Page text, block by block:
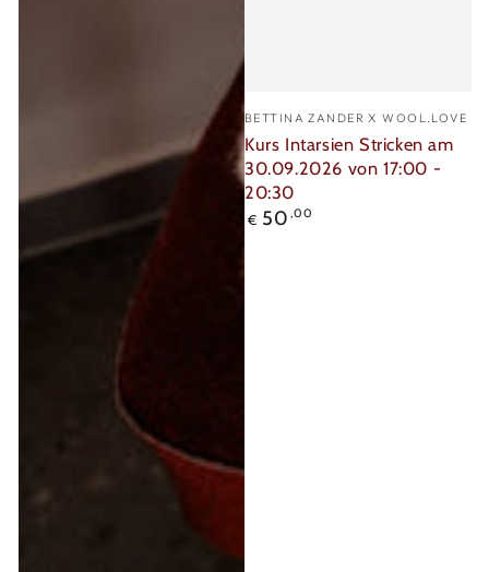
Verkäufer/in:
BETTINA ZANDER X WOOL.LOVE
Kurs Intarsien Stricken am
30.09.2026 von 17:00 -
20:30
Regulärer
€ 50 ,00